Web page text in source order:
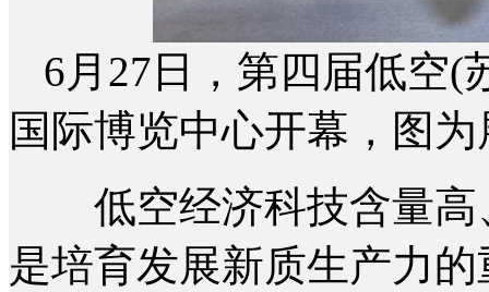
6月27日，第四届低空(
国际博览中心开幕，图
低空经济科技含量高
是培育发展新质生产力